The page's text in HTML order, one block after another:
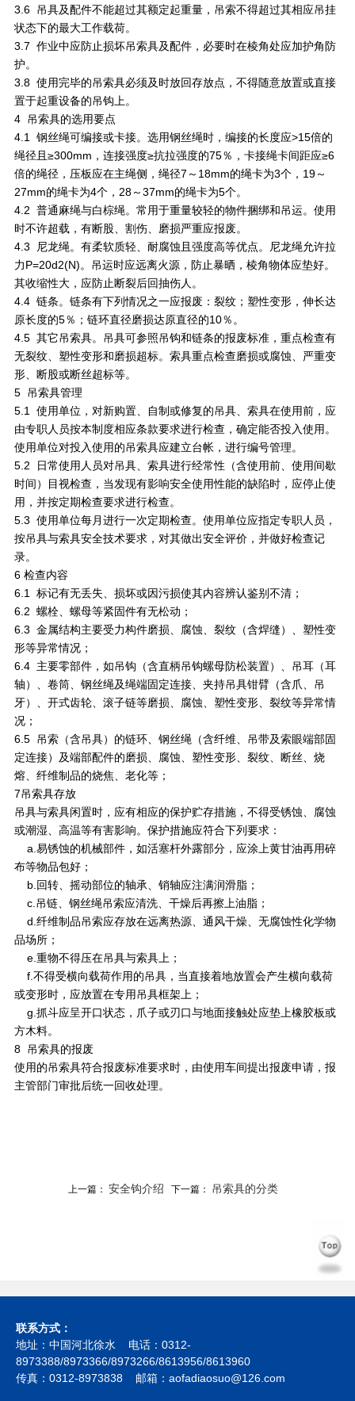
3.6 吊具及配件不能超过其额定起重量，吊索不得超过其相应吊挂
状态下的最大工作载荷。
3.7 作业中应防止损坏吊索具及配件，必要时在棱角处应加护角防
护。
3.8 使用完毕的吊索具必须及时放回存放点，不得随意放置或直接
置于起重设备的吊钩上。
4 吊索具的选用要点
4.1 钢丝绳可编接或卡接。选用钢丝绳时，编接的长度应>15倍的
绳径且≥300mm，连接强度≥抗拉强度的75％，卡接绳卡间距应≥6
倍的绳径，压板应在主绳侧，绳径7～18mm的绳卡为3个，19～
27mm的绳卡为4个，28～37mm的绳卡为5个。
4.2 普通麻绳与白棕绳。常用于重量较轻的物件捆绑和吊运。使用
时不许超载，有断股、割伤、磨损严重应报废。
4.3 尼龙绳。有柔软质轻、耐腐蚀且强度高等优点。尼龙绳允许拉
力P=20d2(N)。吊运时应远离火源，防止暴晒，棱角物体应垫好。
其收缩性大，应防止断裂后回抽伤人。
4.4 链条。链条有下列情况之一应报废：裂纹；塑性变形，伸长达
原长度的5％；链环直径磨损达原直径的10％。
4.5 其它吊索具。吊具可参照吊钩和链条的报废标准，重点检查有
无裂纹、塑性变形和磨损超标。索具重点检查磨损或腐蚀、严重变
形、断股或断丝超标等。
5 吊索具管理
5.1 使用单位，对新购置、自制或修复的吊具、索具在使用前，应
由专职人员按本制度相应条款要求进行检查，确定能否投入使用。
使用单位对投入使用的吊索具应建立台帐，进行编号管理。
5.2 日常使用人员对吊具、索具进行经常性（含使用前、使用间歇
时间）目视检查，当发现有影响安全使用性能的缺陷时，应停止使
用，并按定期检查要求进行检查。
5.3 使用单位每月进行一次定期检查。使用单位应指定专职人员，
按吊具与索具安全技术要求，对其做出安全评价，并做好检查记
录。
6 检查内容
6.1 标记有无丢失、损坏或因污损使其内容辨认鉴别不清；
6.2 螺栓、螺母等紧固件有无松动；
6.3 金属结构主要受力构件磨损、腐蚀、裂纹（含焊缝）、塑性变
形等异常情况；
6.4 主要零部件，如吊钩（含直柄吊钩螺母防松装置）、吊耳（耳
轴）、卷筒、钢丝绳及绳端固定连接、夹持吊具钳臂（含爪、吊
牙）、开式齿轮、滚子链等磨损、腐蚀、塑性变形、裂纹等异常情
况；
6.5 吊索（含吊具）的链环、钢丝绳（含纤维、吊带及索眼端部固
定连接）及端部配件的磨损、腐蚀、塑性变形、裂纹、断丝、烧
熔、纤维制品的烧焦、老化等；
7吊索具存放
吊具与索具闲置时，应有相应的保护贮存措施，不得受锈蚀、腐蚀
或潮湿、高温等有害影响。保护措施应符合下列要求：
a.易锈蚀的机械部件，如活塞杆外露部分，应涂上黄甘油再用碎
布等物品包好；
b.回转、摇动部位的轴承、销轴应注满润滑脂；
c.吊链、钢丝绳吊索应清洗、干燥后再擦上油脂；
d.纤维制品吊索应存放在远离热源、通风干燥、无腐蚀性化学物
品场所；
e.重物不得压在吊具与索具上；
f.不得受横向载荷作用的吊具，当直接着地放置会产生横向载荷
或变形时，应放置在专用吊具框架上；
g.抓斗应呈开口状态，爪子或刃口与地面接触处应垫上橡胶板或
方木料。
8 吊索具的报废
使用的吊索具符合报废标准要求时，由使用车间提出报废申请，报
主管部门审批后统一回收处理。
上一篇： 安全钩介绍 下一篇： 吊索具的分类
联系方式：
地址：中国河北徐水 电话：0312-
8973388/8973366/8973266/8613956/8613960
传真：0312-8973838 邮箱：aofadiaosuo@126.com